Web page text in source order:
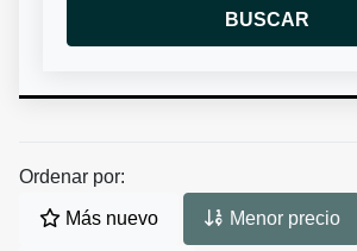
BUSCAR
Ordenar por:
Más nuevo Menor precio